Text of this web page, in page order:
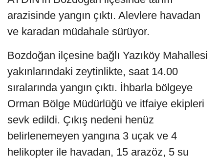
arazisinde yangın çıktı. Alevlere havadan
ve karadan müdahale sürüyor.
Bozdoğan ilçesine bağlı Yazıköy Mahallesi
yakınlarındaki zeytinlikte, saat 14.00
sıralarında yangın çıktı. İhbarla bölgeye
Orman Bölge Müdürlüğü ve itfaiye ekipleri
sevk edildi. Çıkış nedeni henüz
belirlenemeyen yangına 3 uçak ve 4
helikopter ile havadan, 15 arazöz, 5 su